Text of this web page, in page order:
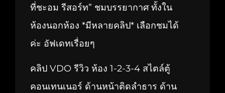
ที่ชะอม รีสอร์ท” ชมบรรยากาศ ทั้งใน
ห้องนอกห้อง *มีหลายคลิป* เลือกชมได้
ค่ะ อัฟเดทเรื่อยๆ
คลิป VDO รีวิว ห้อง 1-2-3-4 สไตล์ตู้
คอนเทนเนอร์ ด้านหน้าติดลำธาร ด้าน